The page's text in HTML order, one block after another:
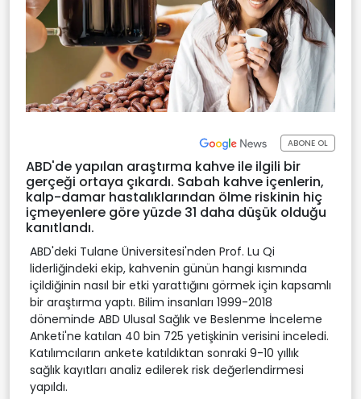
ABONE OL
ABD'de yapılan araştırma kahve ile ilgili bir
gerçeği ortaya çıkardı. Sabah kahve içenlerin,
kalp-damar hastalıklarından ölme riskinin hiç
içmeyenlere göre yüzde 31 daha düşük olduğu
kanıtlandı.
ABD'deki Tulane Üniversitesi'nden Prof. Lu Qi
liderliğindeki ekip, kahvenin günün hangi kısmında
içildiğinin nasıl bir etki yarattığını görmek için kapsamlı
bir araştırma yaptı. Bilim insanları 1999-2018
döneminde ABD Ulusal Sağlık ve Beslenme İnceleme
Anketi'ne katılan 40 bin 725 yetişkinin verisini inceledi.
Katılımcıların ankete katıldıktan sonraki 9-10 yıllık
sağlık kayıtları analiz edilerek risk değerlendirmesi
yapıldı.